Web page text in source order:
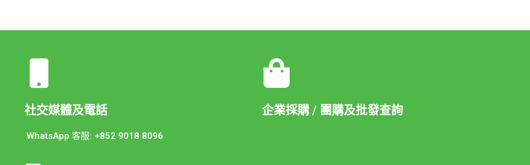
社交媒體及電話
WhatsApp 客服: +852 9018 8096
企業採購 / 團購及批發查詢